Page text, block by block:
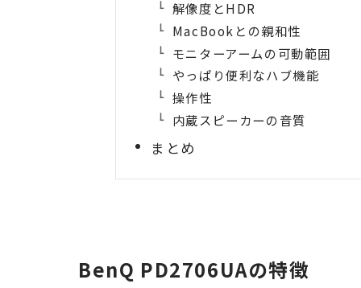
解像度とHDR
MacBookとの親和性
モニターアームの可動範囲
やっぱり便利なハブ機能
操作性
内蔵スピーカーの音質
まとめ
BenQ PD2706UAの特徴